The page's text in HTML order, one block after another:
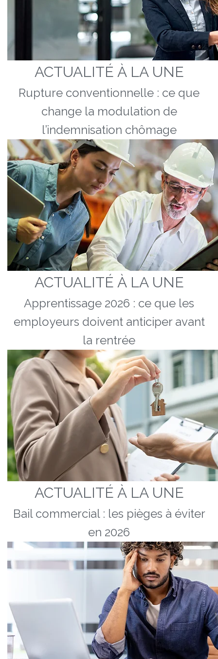
ACTUALITÉ À LA UNE
Rupture conventionnelle : ce que
change la modulation de
l’indemnisation chômage
ACTUALITÉ À LA UNE
Apprentissage 2026 : ce que les
employeurs doivent anticiper avant
la rentrée
ACTUALITÉ À LA UNE
Bail commercial : les pièges à éviter
en 2026